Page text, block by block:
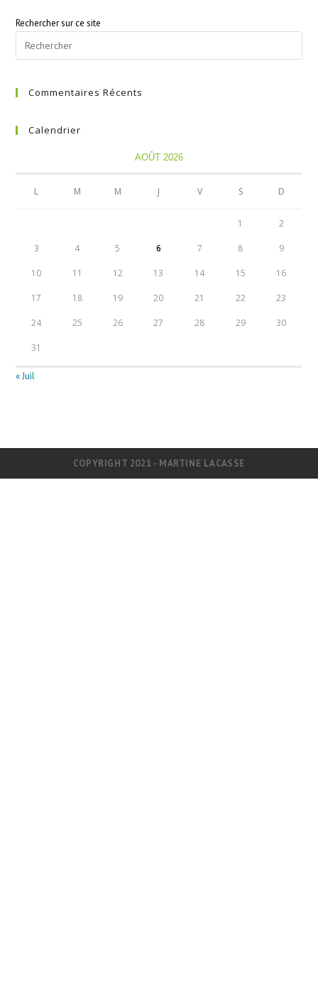
Rechercher sur ce site
Commentaires Récents
Calendrier
AOÛT 2026
L M M J V S D
1 2
3 4 5 6 7 8 9
10 11 12 13 14 15 16
17 18 19 20 21 22 23
24 25 26 27 28 29 30
31
« Juil
COPYRIGHT 2021 - MARTINE LACASSE